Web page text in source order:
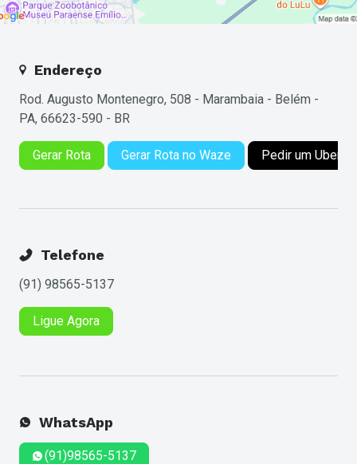
Endereço
Rod. Augusto Montenegro, 508 - Marambaia - Belém -
PA, 66623-590 - BR
Gerar Rota Gerar Rota no Waze Pedir um Uber
Telefone
(91) 98565-5137
Ligue Agora
WhatsApp
(91)98565-5137